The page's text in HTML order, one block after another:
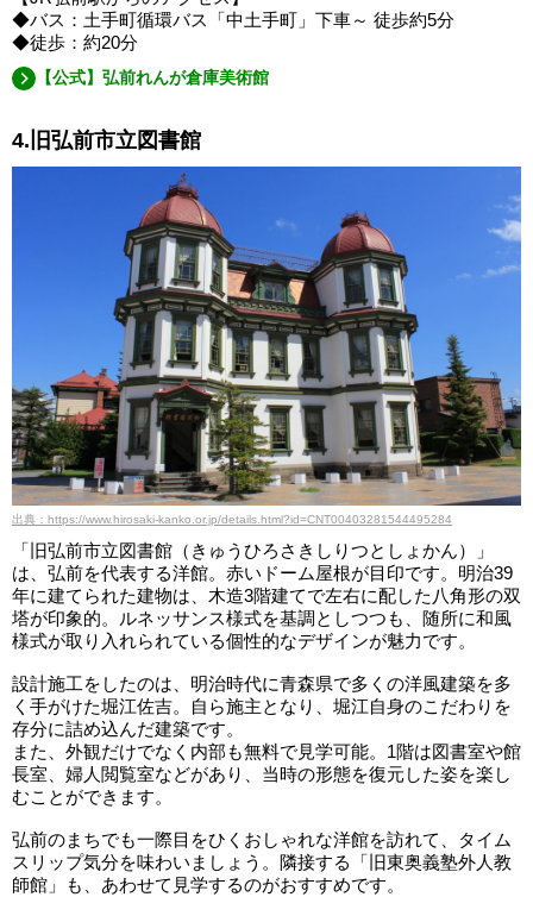
◆バス：土手町循環バス「中土手町」下車～ 徒歩約5分
◆徒歩：約20分
【公式】弘前れんが倉庫美術館
4.旧弘前市立図書館
出典：https://www.hirosaki-kanko.or.jp/details.html?id=CNT00403281544495284
「旧弘前市立図書館（きゅうひろさきしりつとしょかん）」
は、弘前を代表する洋館。赤いドーム屋根が目印です。明治39
年に建てられた建物は、木造3階建てで左右に配した八角形の双
塔が印象的。ルネッサンス様式を基調としつつも、随所に和風
様式が取り入れられている個性的なデザインが魅力です。
設計施工をしたのは、明治時代に青森県で多くの洋風建築を多
く手がけた堀江佐吉。自ら施主となり、堀江自身のこだわりを
存分に詰め込んだ建築です。
また、外観だけでなく内部も無料で見学可能。1階は図書室や館
長室、婦人閲覧室などがあり、当時の形態を復元した姿を楽し
むことができます。
弘前のまちでも一際目をひくおしゃれな洋館を訪れて、タイム
スリップ気分を味わいましょう。隣接する「旧東奥義塾外人教
師館」も、あわせて見学するのがおすすめです。